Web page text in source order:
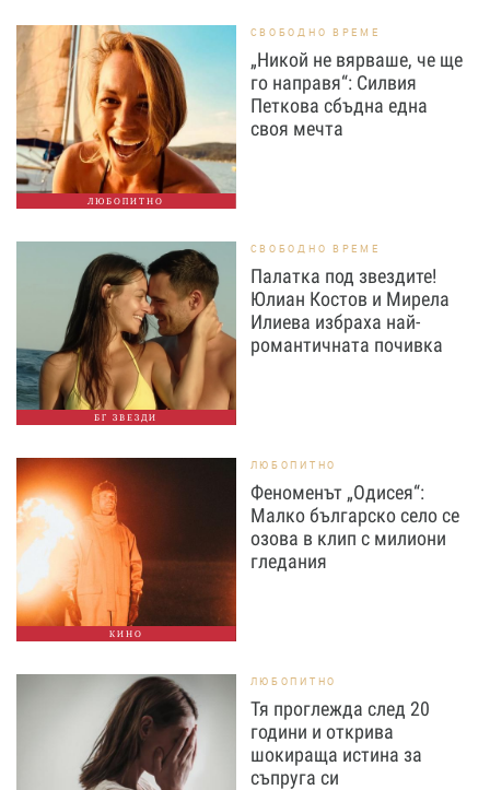
ЛЮБОПИТНО
СВОБОДНО ВРЕМЕ
„Никой не вярваше, че ще
го направя“: Силвия
Петкова сбъдна една
своя мечта
БГ ЗВЕЗДИ
СВОБОДНО ВРЕМЕ
Палатка под звездите!
Юлиан Костов и Мирела
Илиева избраха най-
романтичната почивка
КИНО
ЛЮБОПИТНО
Феноменът „Одисея“:
Малко българско село се
озова в клип с милиони
гледания
ЛЮБОПИТНО
Тя проглежда след 20
години и открива
шокираща истина за
съпруга си